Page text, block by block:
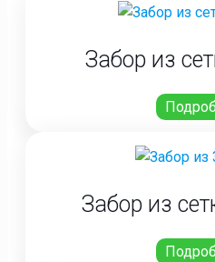
Забор из
Забор из